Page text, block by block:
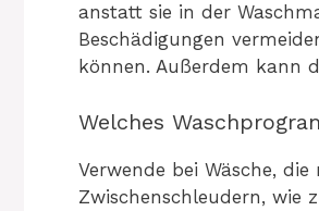
anstatt sie in der
Beschädigungen
können. Außerdem kann
Welches
Verwende bei Wäsche,
Zwischenschleudern, wie